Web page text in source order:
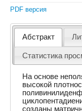
PDF версия
Абстракт
Статистика
На основе
высокой
созданы